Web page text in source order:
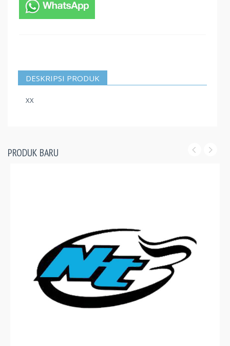
DESKRIPSI PRODUK
XX
PRODUK BARU